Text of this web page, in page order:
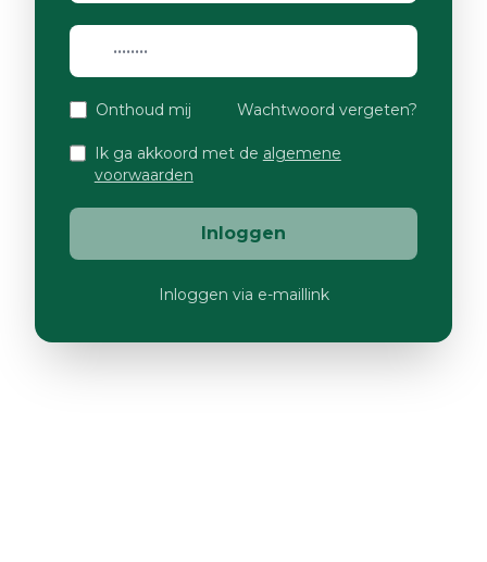
Onthoud mij Wachtwoord vergeten?
Ik ga akkoord met de algemene
voorwaarden
Inloggen
Inloggen via e-maillink